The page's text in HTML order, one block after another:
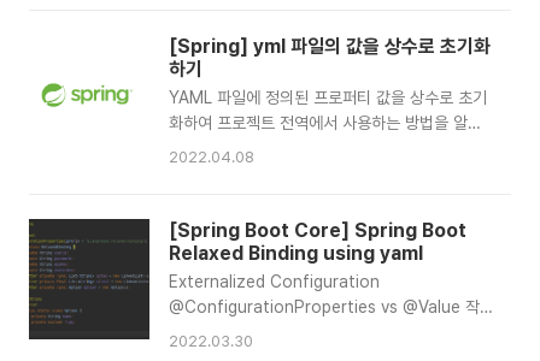
Reloadcondition evalutaion에서 변경사항
로깅리소스 제외restart 비활성화알려져있는 제
한사항애플리케이션의 프로덕션 배포를 위한 패키
징1. Developer Tools?devTools 는 개발의
편의성을 위한 여러 기능들을 포함하고 있습니
developmentOnly("org.springf..
[Spring] yml 파일의 값을 상수로 초기화
하기
YAML 파일에 정의된 프로퍼티 값을 상수로 초기
화하여 프로젝트 전역에서 사용하는 방법을 알아
봅시다. 먼저, 아래와같은 프로퍼티가 정의되어있
vnhfM8vJjwzJEvGCqvNue9h8w77fhxPS
secret_key:
qEX3PSHHgm2mvaHur3RG2VD2eYbKc75j
상수로 읽어들일 필드값을 static으로 정의하고,
니다. 이때, @Value 설정은 setter 함수에 정의
2022.04.08
[Spring Boot Core] Spring Boot
Relaxed Binding using yaml
Externalized Configuration
@ConfigurationProperties vs @Value 작
성 방법 @Value @ConfigurationProperties
2022.03.30